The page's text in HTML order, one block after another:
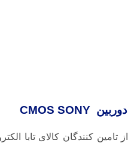
دوربین CMOS SONY
کنندگان کالای تابا